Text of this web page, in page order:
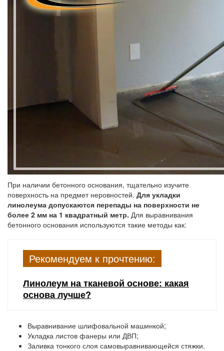
При наличии бетонного основания, тщательно изучите
поверхность на предмет неровностей. Для укладки
линолеума допускаются перепады на поверхности не
более 2 мм на 1 квадратный метр. Для выравнивания
бетонного основания используются такие методы как:
Рекомендуем к прочтению:
Линолеум на тканевой основе: какая
основа лучше?
Выравнивание шлифовальной машинкой;
Укладка листов фанеры или ДВП;
Заливка тонкого слоя самовыравнивающейся стяжки.